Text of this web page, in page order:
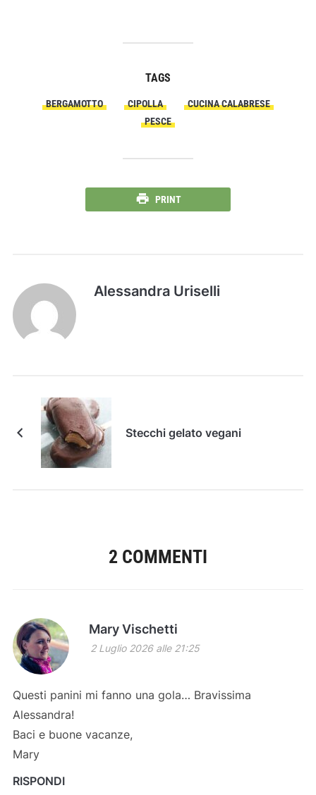
TAGS
BERGAMOTTO CIPOLLA
CUCINA CALABRESE
PESCE
PRINT
Alessandra Uriselli
Stecchi gelato vegani
2 COMMENTI
Mary Vischetti
2 Luglio 2026 alle 21:25
Questi panini mi fanno una gola… Bravissima
Alessandra!
Baci e buone vacanze,
Mary
RISPONDI